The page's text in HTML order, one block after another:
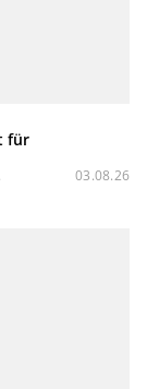
für
03.08.26